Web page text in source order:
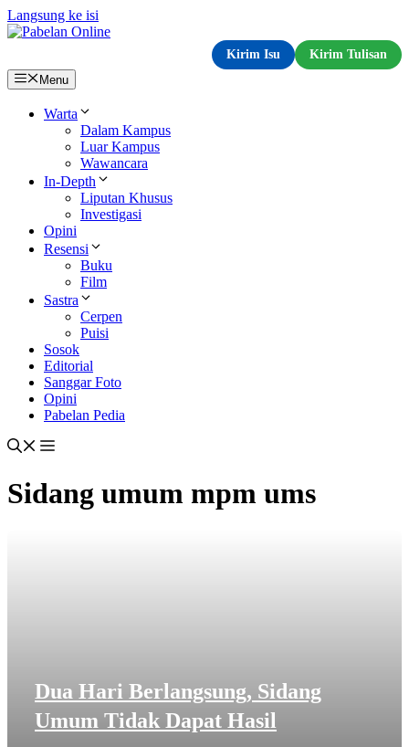
Langsung ke isi
Kirim Isu
Kirim Tulisan
Menu
Warta
Dalam Kampus
Luar Kampus
Wawancara
In-Depth
Liputan Khusus
Investigasi
Opini
Resensi
Buku
Film
Sastra
Cerpen
Puisi
Sosok
Editorial
Sanggar Foto
Opini
Pabelan Pedia
Sidang umum mpm ums
Dua Hari Berlangsung, Sidang
Umum Tidak Dapat Hasil